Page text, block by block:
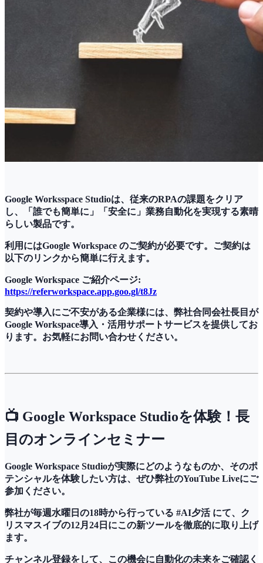
Google Worksspace Studioは、従来のRPAの課題をクリア
し、「誰でも簡単に」「安全に」業務自動化を実現する素晴
らしい製品です。
利用にはGoogle Workspace のご契約が必要です。ご契約は
以下のリンクから簡単に行えます。
Google Workspace ご紹介ページ:
https://referworkspace.app.goo.gl/t8Jz
契約や導入にご不安がある企業様には、弊社合同会社長目が
Google Workspace導入・活用サポートサービスを提供してお
ります。お気軽にお問い合わせください。
📺 Google Workspace Studioを体験！長
目のオンラインセミナー
Google Workspace Studioが実際にどのようなものか、そのポ
テンシャルを体験したい方は、ぜひ弊社のYouTube Liveにご
参加ください。
弊社が毎週水曜日の18時から行っている #AI夕活 にて、ク
リスマスイブの12月24日にこの新ツールを徹底的に取り上げ
ます。
チャンネル登録をして、この機会に自動化の未来をご確認く